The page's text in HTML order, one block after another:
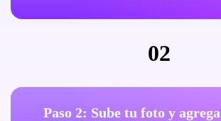
02
Paso 2: Sube tu foto y